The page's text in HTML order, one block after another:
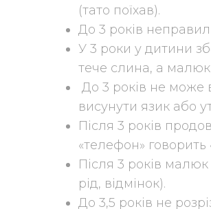
(тато поїхав).
До 3 років
У 3 роки у дитини
тече слина, а малюк
До 3 років не може
висунути язик або
Після 3 років
«телефон» говорить
Після 3 років
рід, відмінок).
До 3,5 років не